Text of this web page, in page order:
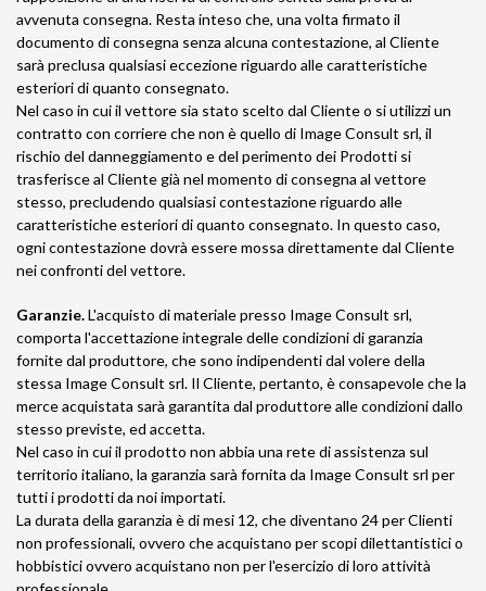
avvenuta consegna. Resta inteso che, una volta firmato il
documento di consegna senza alcuna contestazione, al Cliente
sarà preclusa qualsiasi eccezione riguardo alle caratteristiche
esteriori di quanto consegnato.
Nel caso in cui il vettore sia stato scelto dal Cliente o si utilizzi un
contratto con corriere che non è quello di Image Consult srl, il
rischio del danneggiamento e del perimento dei Prodotti si
trasferisce al Cliente già nel momento di consegna al vettore
stesso, precludendo qualsiasi contestazione riguardo alle
caratteristiche esteriori di quanto consegnato. In questo caso,
ogni contestazione dovrà essere mossa direttamente dal Cliente
nei confronti del vettore.
Garanzie.L'acquisto di materiale presso Image Consult srl,
comporta l'accettazione integrale delle condizioni di garanzia
fornite dal produttore, che sono indipendenti dal volere della
stessa Image Consult srl. Il Cliente, pertanto, è consapevole che la
merce acquistata sarà garantita dal produttore alle condizioni dallo
stesso previste, ed accetta.
Nel caso in cui il prodotto non abbia una rete di assistenza sul
territorio italiano, la garanzia sarà fornita da Image Consult srl per
tutti i prodotti da noi importati.
La durata della garanzia è di mesi 12, che diventano 24 per Clienti
non professionali, ovvero che acquistano per scopi dilettantistici o
hobbistici ovvero acquistano non per l'esercizio di loro attività